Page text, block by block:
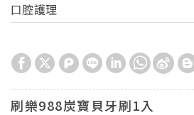
口腔護理
刷樂988炭寶貝牙刷1入